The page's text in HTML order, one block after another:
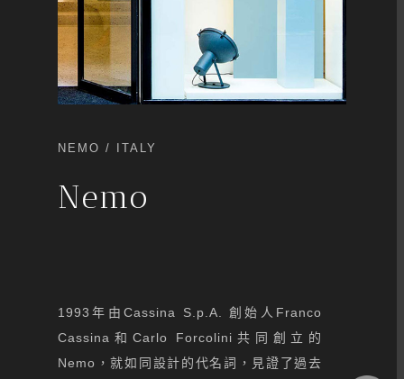
NEMO / ITALY
Nemo
1993年由Cassina S.p.A. 創始人Franco
Cassina和Carlo Forcolini共同創立的
Nemo，就如同設計的代名詞，見證了過去